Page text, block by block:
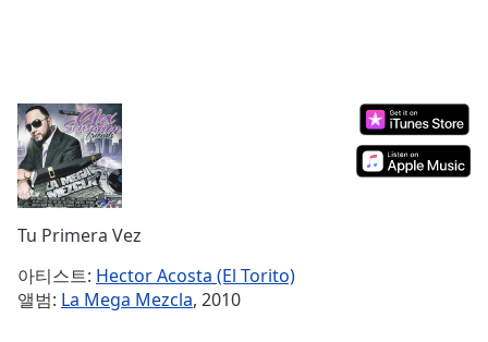
Time0:00
Duration-:-
Loaded:
0.00%
TypeLIVE
Seek to
live,
currently
Tu Primera Vez
아티스트: Hector Acosta (El Torito)
앨범: La Mega Mezcla, 2010